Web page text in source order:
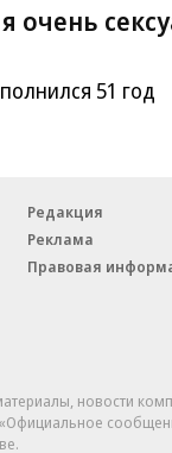
очень
51 год
Редакция
Реклама
Правовая
новости